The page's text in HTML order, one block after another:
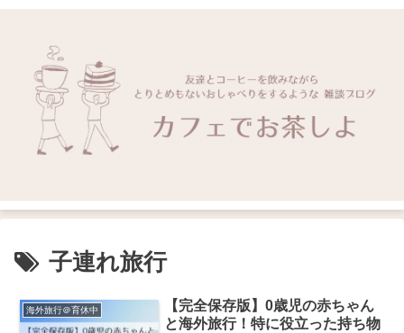
子連れ旅行
海外旅行＠育休中
【完全保存版】0歳児の赤ちゃん
と海外旅行！特に役立った持ち物